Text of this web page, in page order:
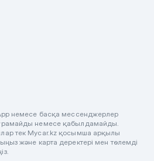
немесе басқа мессенджерлер
немесе қабылдамайды.
тек Mycar.kz қосымша арқылы
және карта деректері мен төлемді